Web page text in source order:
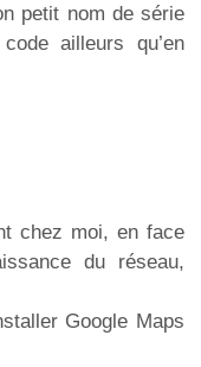
petit nom de série
ailleurs qu’en
chez moi, en face
du réseau,
Google Maps